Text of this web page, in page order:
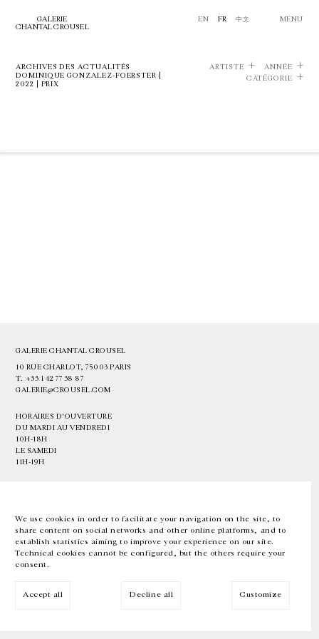
We use cookies in order to facilitate your navigation on the site, to
share content on social networks and other online platforms, and to
establish statistics aiming to improve your experience on our site.
Technical cookies cannot be configured, but the others require your
consent.
Accept all Decline all Customize
GALERIE
CHANTAL CROUSEL
EN FR 中文 MENU
ARCHIVES DES ACTUALITÉS
DOMINIQUE GONZALEZ-FOERSTER |
2022 | PRIX
ARTISTE
ANNÉE
CATÉGORIE
GALERIE CHANTAL CROUSEL
10 RUE CHARLOT, 75003 PARIS
T. +33 1 42 77 38 87
GALERIE@CROUSEL.COM
HORAIRES D'OUVERTURE
DU MARDI AU VENDREDI
10H-18H
LE SAMEDI
11H-19H
EN FR 中文 Facebook Instagram
Inscrivez-vous à notre newsletter